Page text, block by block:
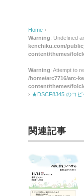
Home ›
Warning: Undefined
kenchiku.com/
content/themes/
Warning: Attempt to
/home/arc7716/arc-
content/themes/
› ★DSCF8345 のコピ
関連記事